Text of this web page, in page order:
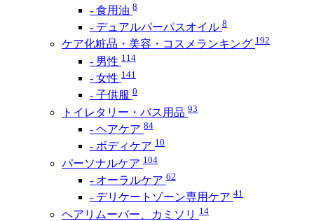
- 食用油 8
- デュアルパーパスオイル 8
ケア化粧品・美容・コスメランキング 192
- 男性 114
- 女性 141
- 子供服 0
トイレタリー・バス用品 93
- ヘアケア 84
- ボディケア 10
パーソナルケア 104
- オーラルケア 62
- デリケートゾーン専用ケア 41
ヘアリムーバー、カミソリ 14